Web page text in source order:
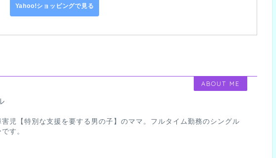
Yahoo!ショッピングで見る
ABOUT ME
害児【特別な支援を要する男の子】のママ。フルタイム勤務のシングル
す。